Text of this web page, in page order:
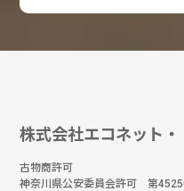
株式会社エコネット
古物商許可
神奈川県公安委員会許可 第